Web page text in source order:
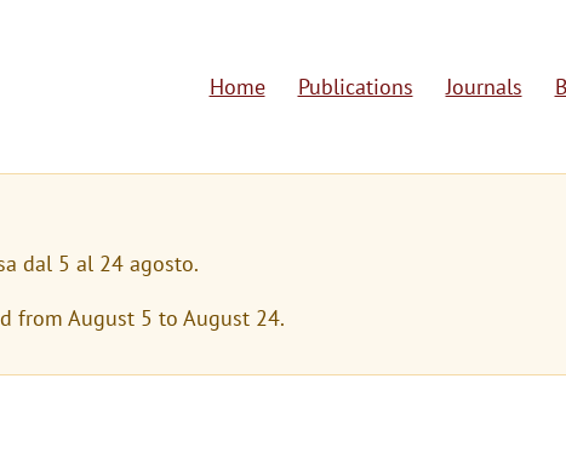
a
n
n
Home Publications Journals
dal 5 al 24 agosto.
from August 5 to August 24.